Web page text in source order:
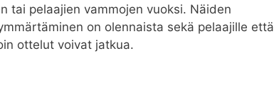
tai pelaajien vammojen vuoksi. Näiden
on olennaista sekä pelaajille että
ottelut voivat jatkua.